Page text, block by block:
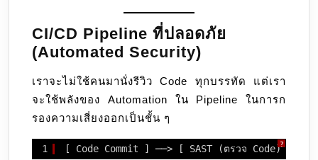
CI/CD Pipeline ที่ปลอดภัย
(Automated Security)
เราจะไม่ใช้คนมานั่งรีวิว Code ทุกบรรทัด แต่เรา
จะใช้พลังของ Automation ใน Pipeline ในการก
รองความเสี่ยงออกเป็นชั้น ๆ
?
1 [ Code Commit ] ──> [ SAST (ตรวจ Code) ]